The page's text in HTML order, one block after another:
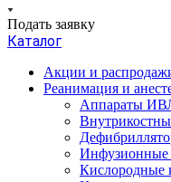
Подать заявку
Каталог
Акции и
Реанимация и
Аппараты
Инфузионные
Кислородные